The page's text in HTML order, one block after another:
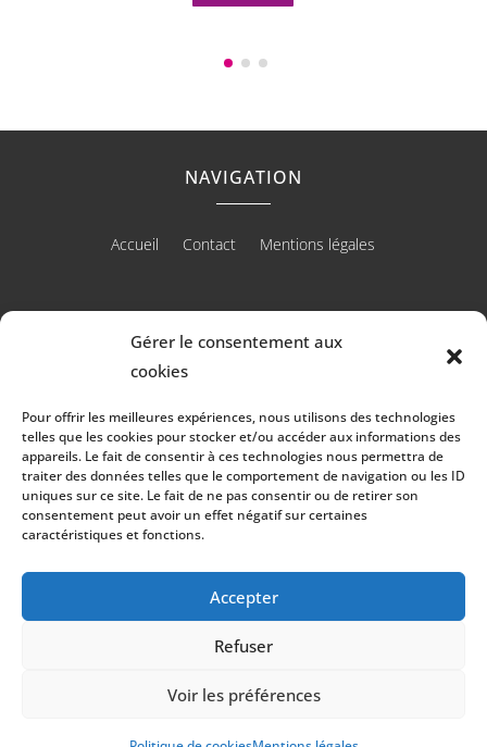
Gérer le consentement aux
cookies
Pour offrir les meilleures expériences, nous utilisons des technologies
telles que les cookies pour stocker et/ou accéder aux informations des
appareils. Le fait de consentir à ces technologies nous permettra de
traiter des données telles que le comportement de navigation ou les ID
uniques sur ce site. Le fait de ne pas consentir ou de retirer son
consentement peut avoir un effet négatif sur certaines
caractéristiques et fonctions.
Accepter
Refuser
Voir les préférences
NAVIGATION
Accueil Contact Mentions légales
RÉALISATION
Astrologue et Tarologue à Plouzané
Astrologue et Tarologue à Landerneau
Alexia Rigolet Delaunay - 2026 - Tous droits réservés